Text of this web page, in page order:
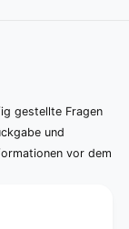
gestellte Fragen
und
vor dem